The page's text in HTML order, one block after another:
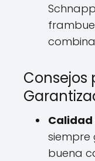
Consejos
siempre
buena